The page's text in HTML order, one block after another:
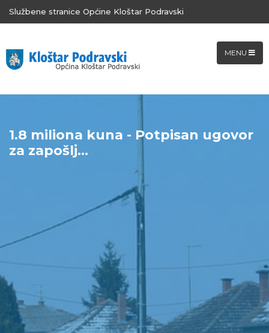
Službene stranice Općine Kloštar Podravski
MENU
1.8 miliona kuna - Potpisan ugovor
za zapošlj...